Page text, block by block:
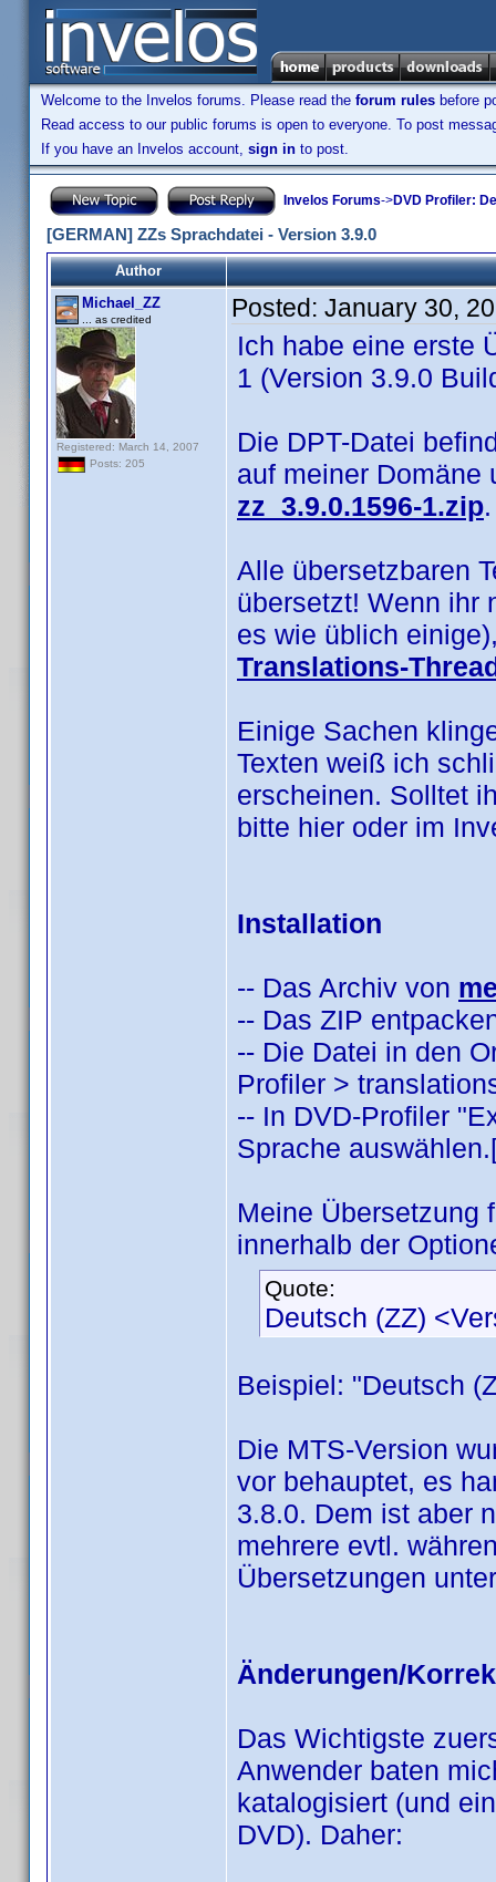
Welcome to the Invelos forums. Please read the forum rules before
Read access to our public forums is open to everyone. To post
If you have an Invelos account, sign in to post.
Invelos Forums->DVD Profiler:
[GERMAN] ZZs Sprachdatei - Version 3.9.0
Author
Michael_ZZ
... as credited
Registered: March 14, 2007
Posts: 205
Posted: January 30,
Ich habe eine erste
1 (Version 3.9.0
Die DPT-Datei
auf meiner Domäne
zz_3.9.0.1596-1.zip.
Alle übersetzbaren
übersetzt! Wenn ihr
es wie üblich
Translations-
Einige Sachen
Texten weiß ich
erscheinen. Solltet
bitte hier oder im
Installation
-- Das Archiv von
-- Das ZIP
-- Die Datei in den
Profiler >
-- In DVD-Profiler
Sprache
Meine Übersetzung
innerhalb der
Quote:
Deutsch (ZZ)
Beispiel: "Deutsch
Die MTS-Version
vor behauptet, es
3.8.0. Dem ist aber
mehrere evtl.
Übersetzungen
Änderungen/
Das Wichtigste
Anwender baten
katalogisiert (und
DVD). Daher: